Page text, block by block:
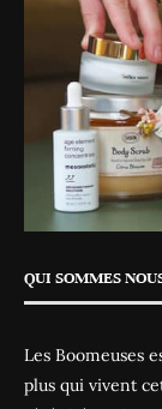
QUI SOMMES
Les Boomeuses
plus qui vivent